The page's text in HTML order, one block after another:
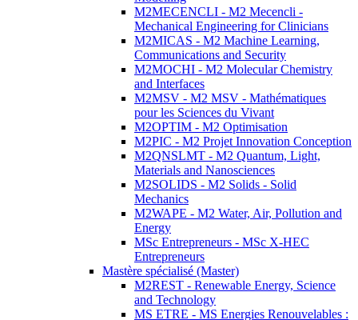
M2MECENCLI - M2 Mecencli -
Mechanical Engineering for Clinicians
M2MICAS - M2 Machine Learning,
Communications and Security
M2MOCHI - M2 Molecular Chemistry
and Interfaces
M2MSV - M2 MSV - Mathématiques
pour les Sciences du Vivant
M2OPTIM - M2 Optimisation
M2PIC - M2 Projet Innovation Conception
M2QNSLMT - M2 Quantum, Light,
Materials and Nanosciences
M2SOLIDS - M2 Solids - Solid
Mechanics
M2WAPE - M2 Water, Air, Pollution and
Energy
MSc Entrepreneurs - MSc X-HEC
Entrepreneurs
Mastère spécialisé (Master)
M2REST - Renewable Energy, Science
and Technology
MS ETRE - MS Energies Renouvelables :